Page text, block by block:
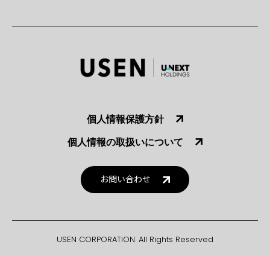
個人情報保護方針
個人情報の取扱いについて
お問い合わせ
USEN CORPORATION. All Rights Reserved